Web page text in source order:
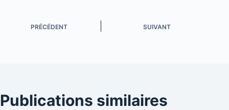
PRÉCÉDENT SUIVANT
Publications similaires